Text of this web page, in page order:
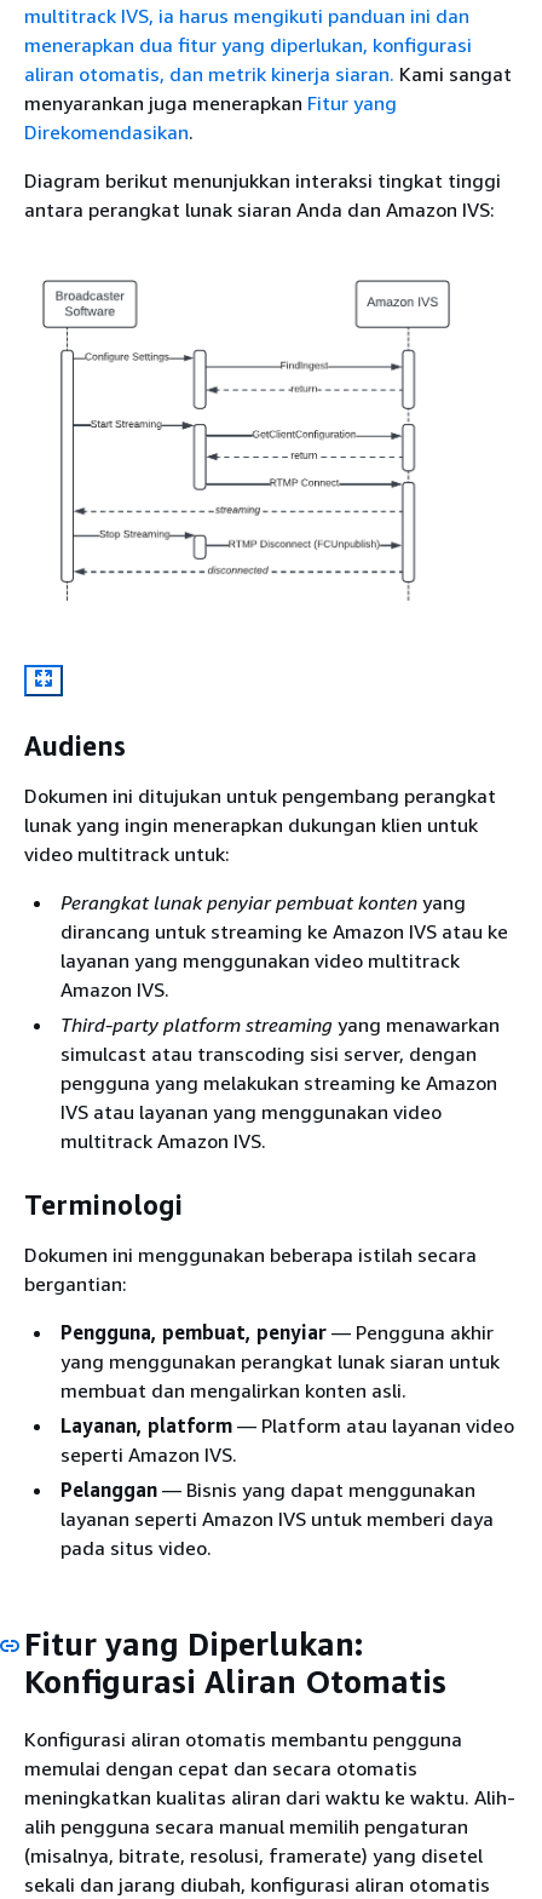
multitrack IVS, ia harus mengikuti panduan ini dan
menerapkan dua fitur yang diperlukan, konfigurasi
aliran otomatis, dan metrik kinerja siaran. Kami sangat
menyarankan juga menerapkan Fitur yang
Direkomendasikan.
Diagram berikut menunjukkan interaksi tingkat tinggi
antara perangkat lunak siaran Anda dan Amazon IVS:
Audiens
Dokumen ini ditujukan untuk pengembang perangkat
lunak yang ingin menerapkan dukungan klien untuk
video multitrack untuk:
Perangkat lunak penyiar pembuat konten yang
dirancang untuk streaming ke Amazon IVS atau ke
layanan yang menggunakan video multitrack
Amazon IVS.
Third-party platform streaming yang menawarkan
simulcast atau transcoding sisi server, dengan
pengguna yang melakukan streaming ke Amazon
IVS atau layanan yang menggunakan video
multitrack Amazon IVS.
Terminologi
Dokumen ini menggunakan beberapa istilah secara
bergantian:
Pengguna, pembuat, penyiar — Pengguna akhir
yang menggunakan perangkat lunak siaran untuk
membuat dan mengalirkan konten asli.
Layanan, platform — Platform atau layanan video
seperti Amazon IVS.
Pelanggan — Bisnis yang dapat menggunakan
layanan seperti Amazon IVS untuk memberi daya
pada situs video.
Fitur yang Diperlukan:
Konfigurasi Aliran Otomatis
Konfigurasi aliran otomatis membantu pengguna
memulai dengan cepat dan secara otomatis
meningkatkan kualitas aliran dari waktu ke waktu. Alih-
alih pengguna secara manual memilih pengaturan
(misalnya, bitrate, resolusi, framerate) yang disetel
sekali dan jarang diubah, konfigurasi aliran otomatis